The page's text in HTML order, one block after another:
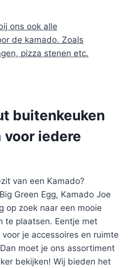
ons ook alle
de kamado. Zoals
pizza stenen etc.
buitenkeuken
voor iedere
van een Kamado?
Green Egg, Kamado Joe
op zoek naar een mooie
te plaatsen. Eentje met
je accessoires en ruimte
moet je ons assortiment
bekijken! Wij bieden het